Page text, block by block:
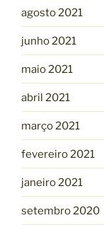
agosto 2021
junho 2021
maio 2021
abril 2021
março 2021
fevereiro 2021
janeiro 2021
setembro 2020